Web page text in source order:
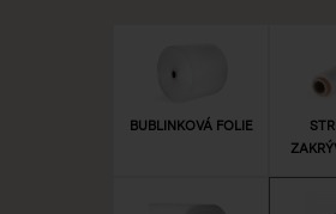
BUBLINKOVÁ FOLIE